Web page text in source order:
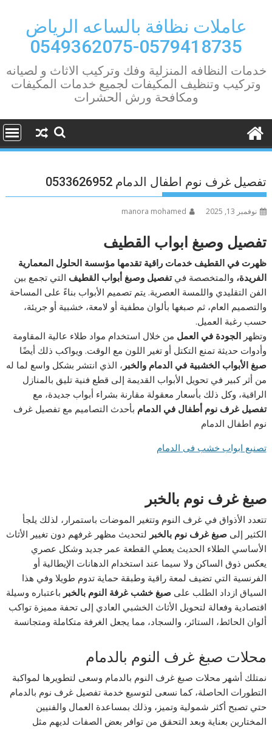
contentعاملات نظافة بالساعه الرياض
0579418735-0549362075
خدمات النظافه المنزلية وفك وتركيب الاثاث و لصيانه
وتركيب وتنظيف المكيفات لجميع خدمات المكيفات
ومكافحة ورش الحشرات
تفصيل غرف نوم اطفال الدمام 0533626952
نوفمبر 13, 2025 manora mohamed
تفصيل وصبغ ابواب القطيف
ظهرت في القطيف خدمات راقية تقدمها مؤسسة الحلول المعمارية
الفريدة، والمتخصصة فيتفصيل وصبغ أبواب القطيف التي تجمع بين
الفن التقليدي واللمسة العصرية. يتم تصميم الأبواب بناءً على المساحة
والتصميم العام، ثم صبغها بألوان مطفية أو لامعة، خشبية أو جريئة،
حسب رغبة العميل.
وتظهرالجودة في العمل من خلال استخدام مواد طلاء عالية المقاومة
وأدوات حديثة تمنع التكتل أو تغير اللون مع الوقت. ويواكب ذلك أيضًا
صبغ الأبواب الخشبية في الدمام والخبر ، الذي انتشر بشكل واسع لما له
من أثر كبير في تحويل الأبواب القديمة إلى قطع فنية تليق بالمنازل
الراقية، وكل ذلك بأسعار معقولة مقارنة بشراء أبواب جديدة، مع
تفصيل غرف نوم أطفال في الدمام بأحدث التصاميم مع تفصيل غرف
نوم اطفال الدمام
تصنيع ابواب خشب فى الدمام
صبغ غرف نوم بالخبر
تتعدد الأذواق في غرف النوم وتتغير الموضات باستمرار، لذلك يلجأ
الكثير إلىصبغ غرف نوم بالخبر لتحديث مظهر غرفهم دون تغيير الأثاث
الأساسي الطلاء الحديث يعطي القطعة عمر جديد وشكل عصري
يعكس ذوق الساكن ولا سيما عند استخدام الدهانات الإيطالية أو
الفرنسية التي تضيف لمعة راقية وطبقة حماية تدوم طويلا وفي هذا
السياق ازداد الطلب علىصبغ خشب غرفة النوم بالخبر باعتباره وسيلة
اقتصادية وفعالة لتحويل الأثاث الخشبي العادي إلى تحفة مميزة تواكب
ألوان الحائط، الستائر، والسجاد، مما يجعل الغرفة متكاملة ومتجانسة
محلات صبغ غرف النوم بالدمام
نمتلك أشهر محلات صبغ غرف النوم بالدمام وسعى لتطويرها لمواكبة
التطورات الحاصلة، كما نسعى لتوسيع خدمة تفصيل غرف نوم بالدمام
حتي تصبح أكثر شمولية وتميز، وذلك بمساعدة العمال والفنيين
المختارين بعناية وبعد التحقق من توافر بعض الصفات لديهم مثل